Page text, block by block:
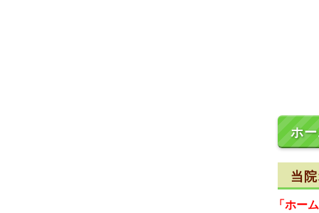
ホ
当
「ホー